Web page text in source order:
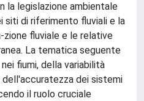
la legislazione ambientale
siti di riferimento fluviali e la
fluviale e le relative
La tematica seguente
fiumi, della variabilità
dei sistemi
il ruolo cruciale